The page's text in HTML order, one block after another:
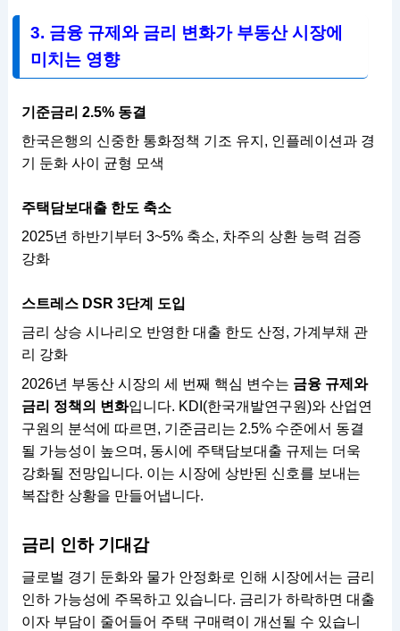
3. 금융 규제와 금리 변화가 부동산 시장에
미치는 영향
기준금리 2.5% 동결
한국은행의 신중한 통화정책 기조 유지, 인플레이션과 경
기 둔화 사이 균형 모색
주택담보대출 한도 축소
2025년 하반기부터 3~5% 축소, 차주의 상환 능력 검증
강화
스트레스 DSR 3단계 도입
금리 상승 시나리오 반영한 대출 한도 산정, 가계부채 관
리 강화
2026년 부동산 시장의 세 번째 핵심 변수는 금융 규제와
금리 정책의 변화입니다. KDI(한국개발연구원)와 산업연
구원의 분석에 따르면, 기준금리는 2.5% 수준에서 동결
될 가능성이 높으며, 동시에 주택담보대출 규제는 더욱
강화될 전망입니다. 이는 시장에 상반된 신호를 보내는
복잡한 상황을 만들어냅니다.
금리 인하 기대감
글로벌 경기 둔화와 물가 안정화로 인해 시장에서는 금리
인하 가능성에 주목하고 있습니다. 금리가 하락하면 대출
이자 부담이 줄어들어 주택 구매력이 개선될 수 있습니